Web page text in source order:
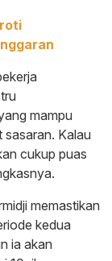
mampu
Kalau
cukup puas
memastikan
kedua
ia akan